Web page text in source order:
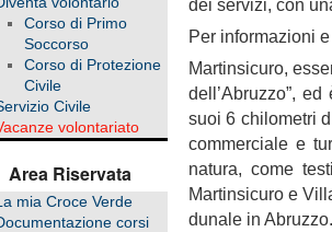
Corso di Primo
Soccorso
Corso di Protezione
Civile
Civile
volontariato
Area Riservata
mia Croce Verde
corsi
dei servizi, con
Per informazioni
Martinsicuro,
dell’Abruzzo”,
suoi 6 chilometri
commerciale e
natura, come
Martinsicuro e
dunale in Abruzzo.